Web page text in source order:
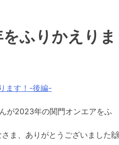
ふりかえりま
が2023年の関門オンエアをふ
ま、ありがとうございました🙌